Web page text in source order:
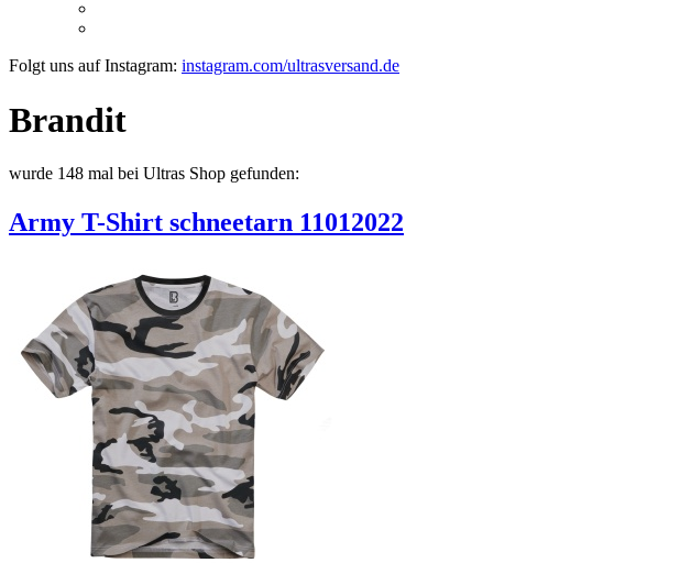
Folgt uns auf Instagram: instagram.com/ultrasversand.de
Brandit
wurde 148 mal bei Ultras Shop gefunden:
Army T-Shirt schneetarn 11012022